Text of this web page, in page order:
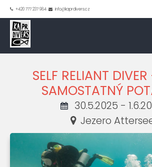
+420 777 237 984 info@kaprdivers.cz
SELF RELIANT
SAMOSTATNÝ
30.5.2025 -
Jezero